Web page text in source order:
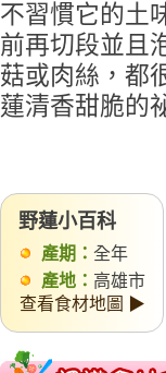
不習慣它的土
前再切段並且
菇或肉絲，都
蓮清香甜脆的
野蓮小百科
產期： 全年
產地： 高雄市
查看食材地圖 ▶